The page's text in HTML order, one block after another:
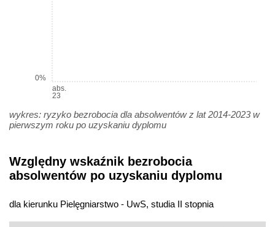
abs.
23
0%
wykres: ryzyko bezrobocia dla absolwentów z lat 2014-2023 w
pierwszym roku po uzyskaniu dyplomu
Względny wskaźnik bezrobocia
absolwentów po uzyskaniu dyplomu
dla kierunku Pielęgniarstwo - UwS, studia II stopnia